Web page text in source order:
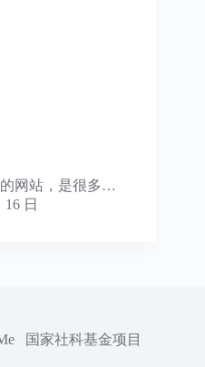
网站，是很多…
16 日
国家社科基金项目